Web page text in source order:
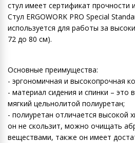
стул имеет сертификат прочности
Cтул ERGOWORK PRO Special
используется для работы за
72 до 80 см).
Основные преимущества:
- эргономичная и высокопрочная
- материал сидения и спинки – это
мягкий цельнолитой полиуретан;
- полиуретан отличается высокой
он не скользит, можно очищать
веществами, также он имеет